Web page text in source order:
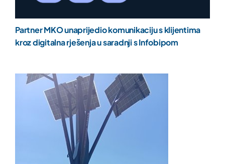
Partner MKO unaprijedio komunikaciju s klijentima
kroz digitalna rješenja u saradnji s Infobipom